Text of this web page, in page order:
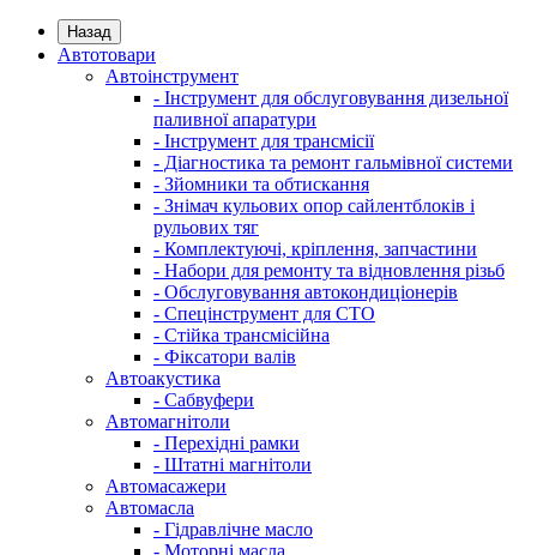
Назад
Автотовари
Автоінструмент
- Інструмент для обслуговування дизельної
паливної апаратури
- Інструмент для трансмісії
- Діагностика та ремонт гальмівної системи
- Зйомники та обтискання
- Знімач кульових опор сайлентблоків і
рульових тяг
- Комплектуючі, кріплення, запчастини
- Набори для ремонту та відновлення різьб
- Обслуговування автокондиціонерів
- Спецінструмент для СТО
- Стійка трансмісійна
- Фіксатори валів
Автоакустика
- Сабвуфери
Автомагнітоли
- Перехідні рамки
- Штатні магнітоли
Автомасажери
Автомасла
- Гідравлічне масло
- Моторні масла